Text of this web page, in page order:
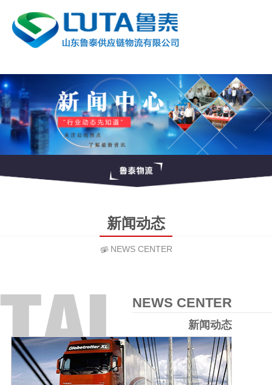
新闻动态
NEWS CENTER
NEWS CENTER
新闻动态